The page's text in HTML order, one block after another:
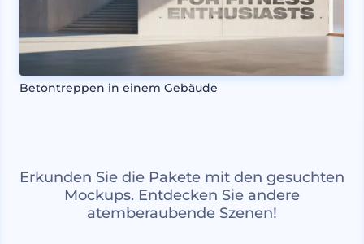
Betontreppen in einem Gebäude
Erkunden Sie die Pakete mit den gesuchten
Mockups. Entdecken Sie andere
atemberaubende Szenen!